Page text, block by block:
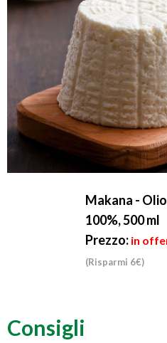
Makana -
100%, 500 ml
Prezzo: in
(Risparmi 6€)
Consigli